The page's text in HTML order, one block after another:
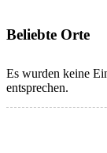
Beliebte Orte
Es wurden keine
entsprechen.